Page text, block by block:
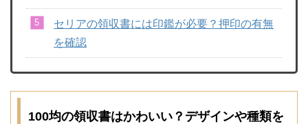
セリアの領収書には印鑑が必要？押印の有無
を確認
100均の領収書はかわいい？デザインや種類を